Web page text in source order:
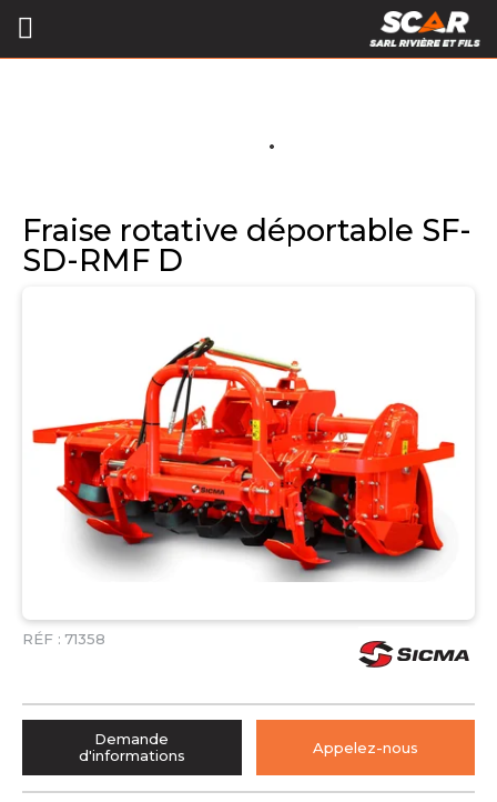
Fraise rotative déportable SF-
SD-RMF D
RÉF : 71358
Demande
d'informations
Appelez-nous